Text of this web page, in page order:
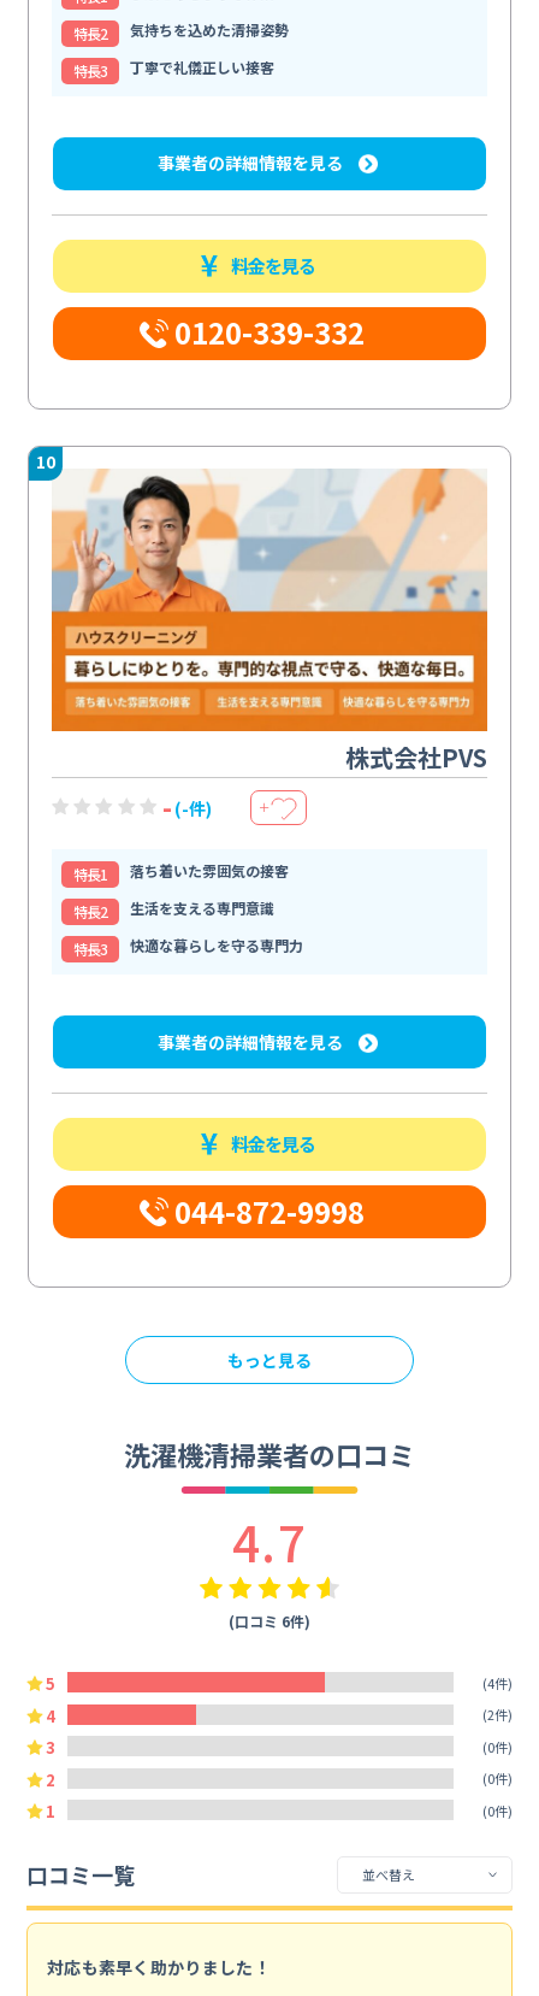
特⻑2
気持ちを込めた清掃姿勢
特⻑3
丁寧で礼儀正しい接客
事業者の詳細情報を見る
料金を見る
0120-339-332
10
株式会社PVS
- (-件) ＋
特⻑1
落ち着いた雰囲気の接客
特⻑2
生活を支える専門意識
特⻑3
快適な暮らしを守る専門力
事業者の詳細情報を見る
料金を見る
044-872-9998
もっと見る
洗濯機清掃業者の口コミ
4.7
(口コミ 6件)
5 (4件)
4 (2件)
3 (0件)
2 (0件)
1 (0件)
口コミ一覧
対応も素早く助かりました！